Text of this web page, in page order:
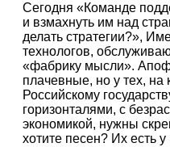
Сегодня «Команде
и взмахнуть им над
делать стратегии?»,
технологов,
«фабрику мысли».
плачевные, но у тех, на
Российскому
горизонталями, с
экономикой, нужны
хотите песен? Их есть